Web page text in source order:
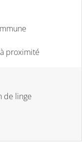
proximité
de linge